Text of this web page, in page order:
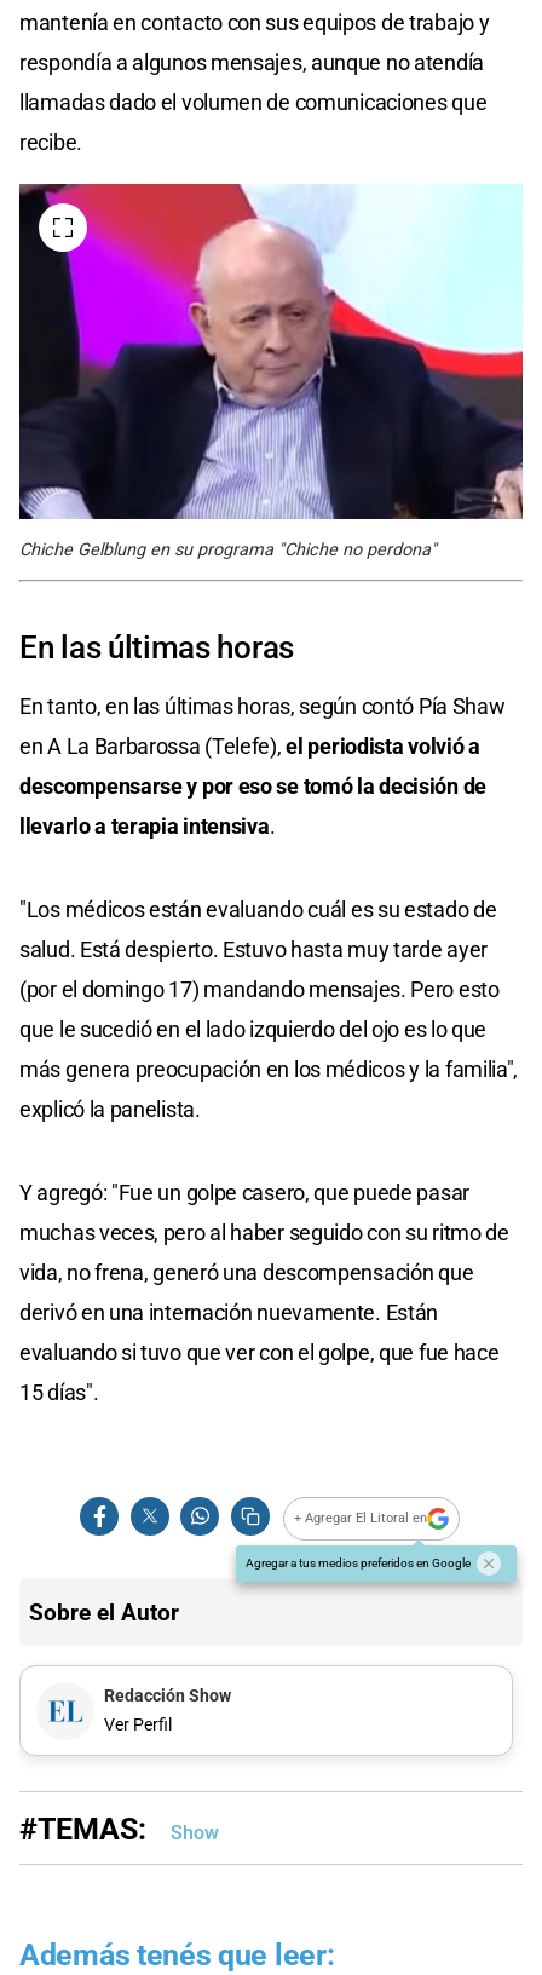
mantenía en contacto con sus equipos de trabajo y
respondía a algunos mensajes, aunque no atendía
llamadas dado el volumen de comunicaciones que
recibe.
Chiche Gelblung en su programa "Chiche no perdona"
En las últimas horas
En tanto, en las últimas horas, según contó Pía Shaw
en A La Barbarossa (Telefe),el periodista volvió a
descompensarse y por eso se tomó la decisión de
llevarlo a terapia intensiva.
"Los médicos están evaluando cuál es su estado de
salud. Está despierto. Estuvo hasta muy tarde ayer
(por el domingo 17) mandando mensajes. Pero esto
que le sucedió en el lado izquierdo del ojo es lo que
más genera preocupación en los médicos y la familia",
explicó la panelista.
Y agregó: "Fue un golpe casero, que puede pasar
muchas veces, pero al haber seguido con su ritmo de
vida, no frena, generó una descompensación que
derivó en una internación nuevamente. Están
evaluando si tuvo que ver con el golpe, que fue hace
15 días".
+ Agregar El Litoral en
Agregar a tus medios preferidos en Google
Sobre el Autor
Redacción Show
Ver Perfil
#TEMAS: Show
Además tenés que leer: